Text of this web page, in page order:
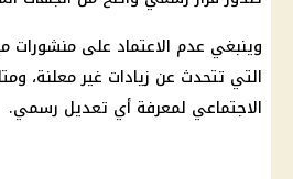
وينبغي عدم الاعتماد على منشورات
التي تتحدث عن زيادات غير معلنة،
الاجتماعي لمعرفة أي تعديل رسمي.